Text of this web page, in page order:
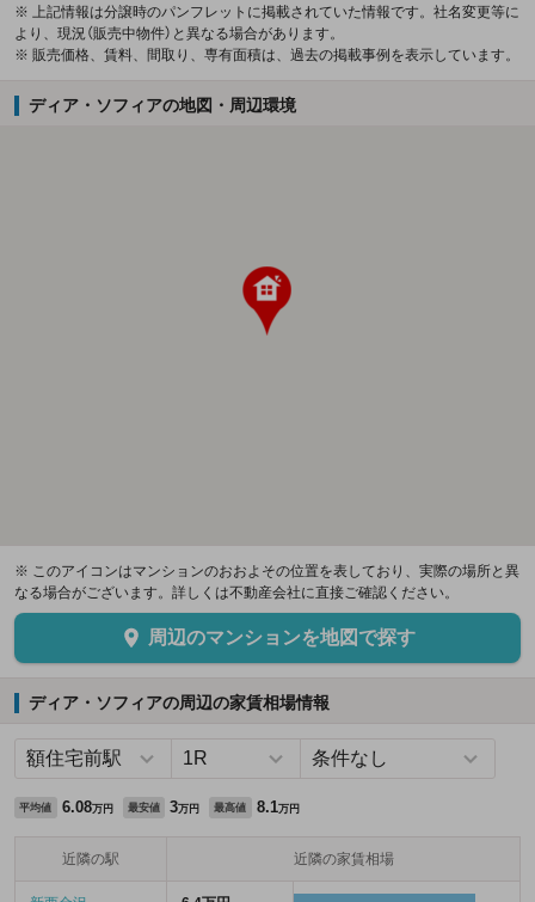
※ 上記情報は分譲時のパンフレットに掲載されていた情報です。社名変更等に
より、現況（販売中物件）と異なる場合があります。
※ 販売価格、賃料、間取り、専有面積は、過去の掲載事例を表示しています。
ディア・ソフィアの地図・周辺環境
※ このアイコンはマンションのおおよその位置を表しており、実際の場所と異
なる場合がございます。詳しくは不動産会社に直接ご確認ください。
周辺のマンションを地図で探す
ディア・ソフィアの周辺の家賃相場情報
平均値 6.08万円 最安値 3万円 最高値 8.1万円
近隣の駅 近隣の家賃相場